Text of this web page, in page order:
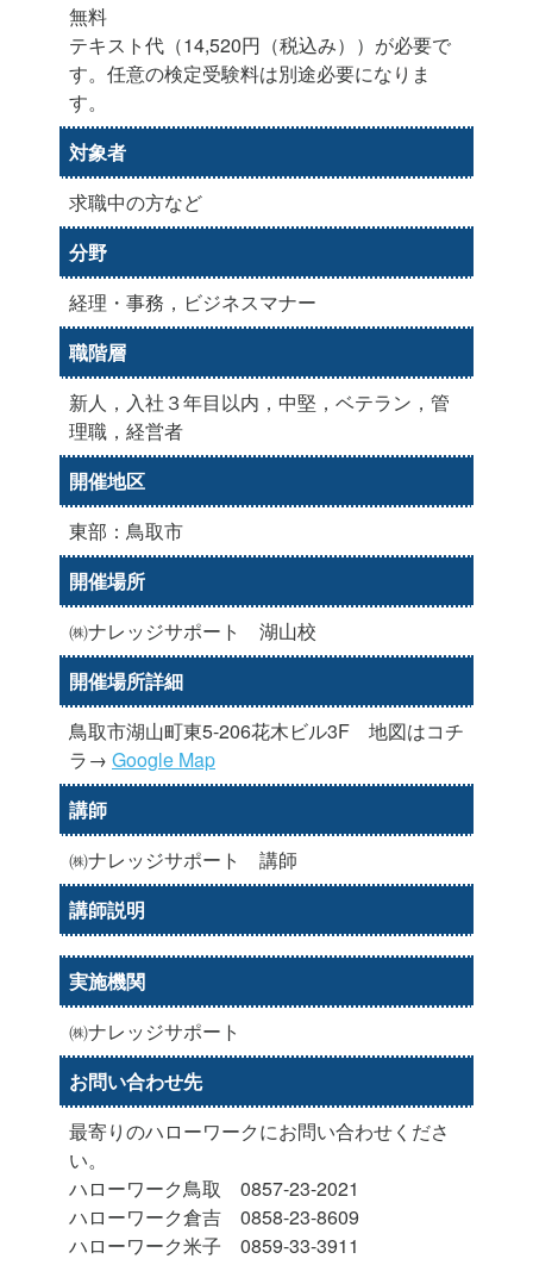
無料
テキスト代（14,520円（税込み））が必要で
す。任意の検定受験料は別途必要になりま
す。
対象者
求職中の方など
分野
経理・事務，ビジネスマナー
職階層
新人，入社３年目以内，中堅，ベテラン，管
理職，経営者
開催地区
東部：鳥取市
開催場所
㈱ナレッジサポート 湖山校
開催場所詳細
鳥取市湖山町東5-206花木ビル3F 地図はコチ
ラ→ Google Map
講師
㈱ナレッジサポート 講師
講師説明
実施機関
㈱ナレッジサポート
お問い合わせ先
最寄りのハローワークにお問い合わせくださ
い。
ハローワーク鳥取 0857-23-2021
ハローワーク倉吉 0858-23-8609
ハローワーク米子 0859-33-3911